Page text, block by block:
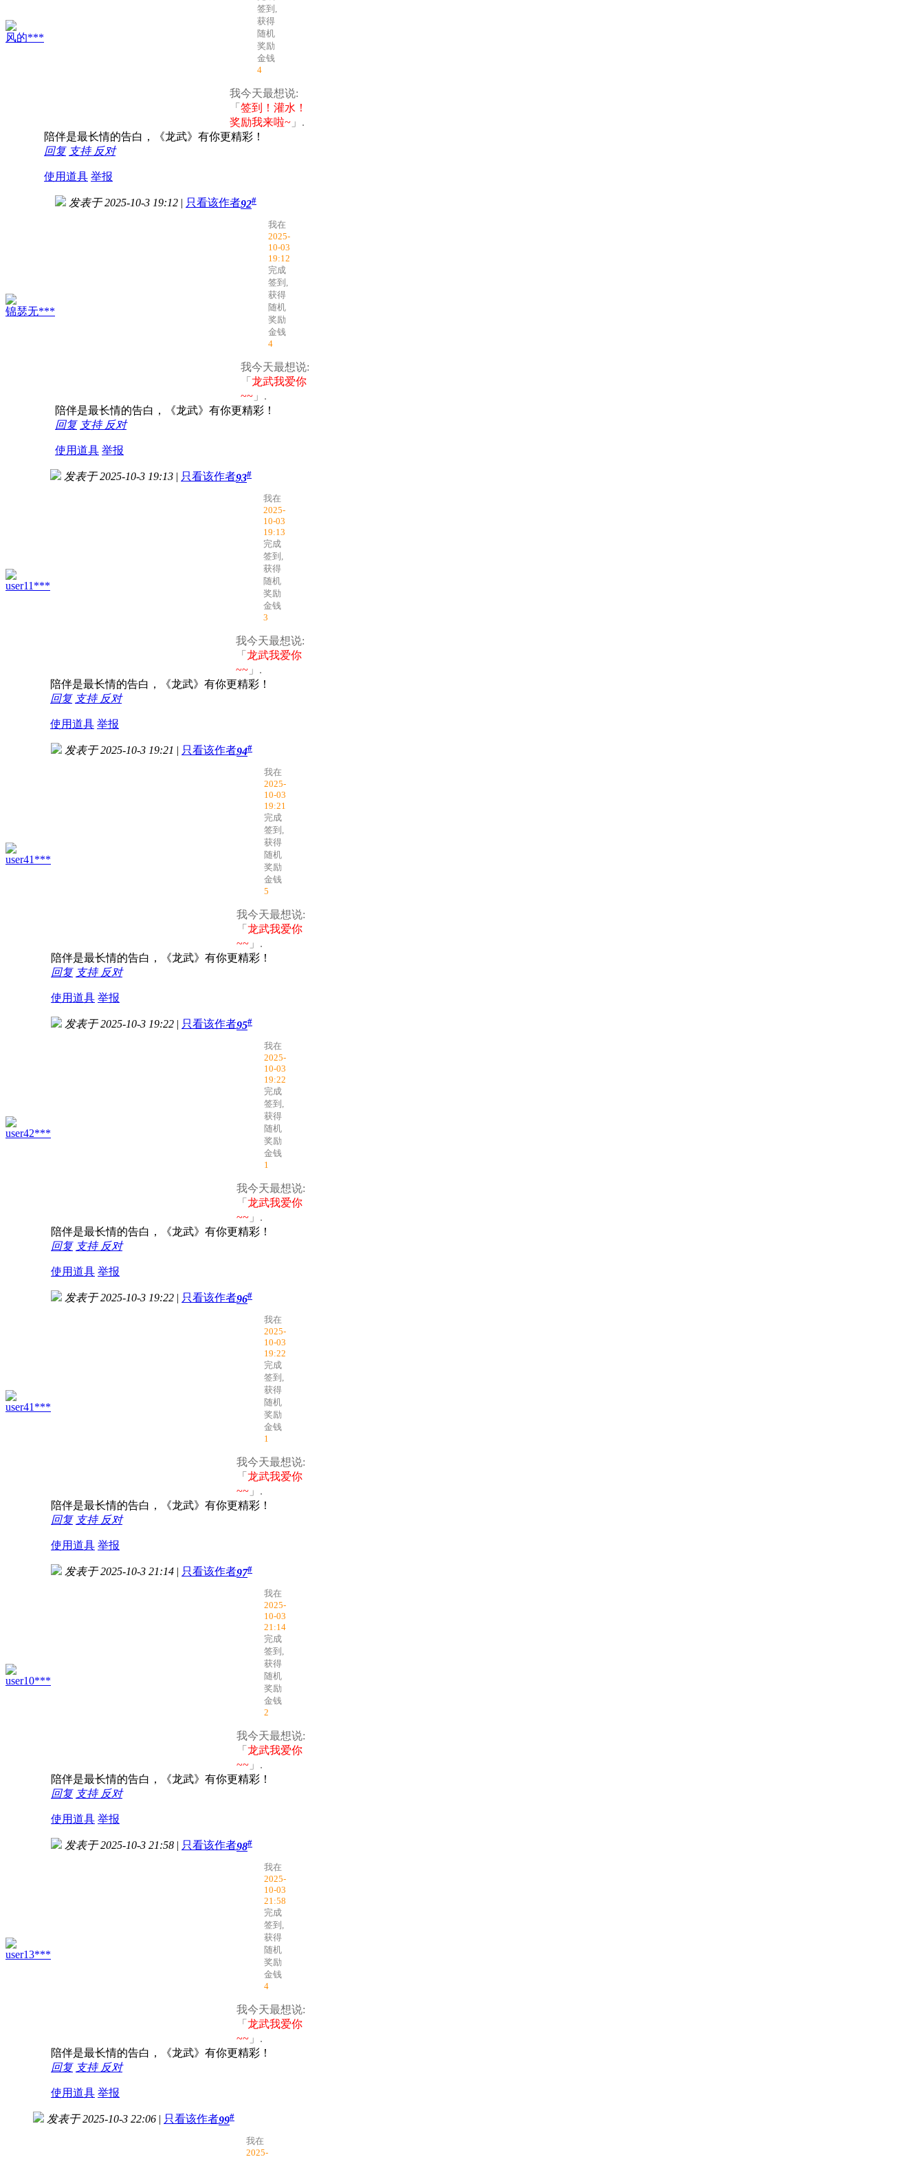
风的***
签到,
获得
随机
奖励
金钱
4
我今天最想说:
「 签到！灌水！
奖励我来啦~ 」.
陪伴是最长情的告白，《龙武》有你更精彩！
回复 支持 反对
使用道具 举报
锦瑟无***
发表于 2025-10-3 19:12 | 只看该作者92#
我在
2025-
10-03
19:12
完成
签到,
获得
随机
奖励
金钱
4
我今天最想说:
「 龙武我爱你
~~ 」.
陪伴是最长情的告白，《龙武》有你更精彩！
回复 支持 反对
使用道具 举报
user11***
发表于 2025-10-3 19:13 | 只看该作者93#
我在
2025-
10-03
19:13
完成
签到,
获得
随机
奖励
金钱
3
我今天最想说:
「 龙武我爱你
~~ 」.
陪伴是最长情的告白，《龙武》有你更精彩！
回复 支持 反对
使用道具 举报
user41***
发表于 2025-10-3 19:21 | 只看该作者94#
我在
2025-
10-03
19:21
完成
签到,
获得
随机
奖励
金钱
5
我今天最想说:
「 龙武我爱你
~~ 」.
陪伴是最长情的告白，《龙武》有你更精彩！
回复 支持 反对
使用道具 举报
user42***
发表于 2025-10-3 19:22 | 只看该作者95#
我在
2025-
10-03
19:22
完成
签到,
获得
随机
奖励
金钱
1
我今天最想说:
「 龙武我爱你
~~ 」.
陪伴是最长情的告白，《龙武》有你更精彩！
回复 支持 反对
使用道具 举报
user41***
发表于 2025-10-3 19:22 | 只看该作者96#
我在
2025-
10-03
19:22
完成
签到,
获得
随机
奖励
金钱
1
我今天最想说:
「 龙武我爱你
~~ 」.
陪伴是最长情的告白，《龙武》有你更精彩！
回复 支持 反对
使用道具 举报
user10***
发表于 2025-10-3 21:14 | 只看该作者97#
我在
2025-
10-03
21:14
完成
签到,
获得
随机
奖励
金钱
2
我今天最想说:
「 龙武我爱你
~~ 」.
陪伴是最长情的告白，《龙武》有你更精彩！
回复 支持 反对
使用道具 举报
user13***
发表于 2025-10-3 21:58 | 只看该作者98#
我在
2025-
10-03
21:58
完成
签到,
获得
随机
奖励
金钱
4
我今天最想说:
「 龙武我爱你
~~ 」.
陪伴是最长情的告白，《龙武》有你更精彩！
回复 支持 反对
使用道具 举报
发表于 2025-10-3 22:06 | 只看该作者99#
我在
2025-